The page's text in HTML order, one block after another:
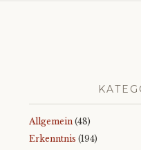
Allgemein(48)
Erkenntnis (194)